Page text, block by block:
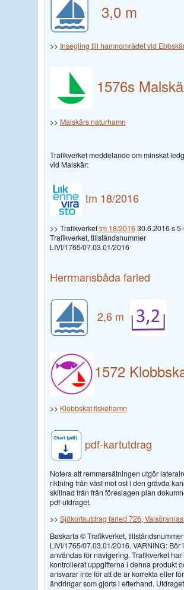
3,0 m
>> Insegling till hamnområdet vid
1576s
>> Malskärs naturhamn
Trafikverket meddelande om minskat
vid Malskär:
tm 18/2016
>> Trafikverkettm 18/201630.6.2016 s
Trafikverket, tillståndsnummer
LIVI/1765/07.03.01/2016
Herrmansbåda farled
2,6 m
1572
>> Klobbskat fiskehamn
pdf-kartutdrag
Notera att remmarsätningen utgör
riktning från väst mot ost i den grävda
skillnad från från föreslagen plan
pdf-utdraget.
>> Sjökortsutdrag farled 726,
Baskarta © Trafikverket, tillståndsnummer
LIVI/1765/07.03.01/2016. VARNING: Bör
användas för navigering. Trafikverket har
kontrollerat uppgifterna i denna produkt
ansvarar inte för att de är korrekta eller för
ändringar som gjorts i efterhand.